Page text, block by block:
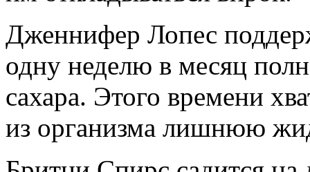
Дженнифер Лопес
одну неделю в месяц
сахара. Этого времени
из организма лишнюю